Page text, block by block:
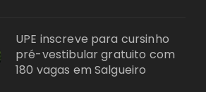
UPE inscreve para cursinho
pré-vestibular gratuito com
180 vagas em Salgueiro